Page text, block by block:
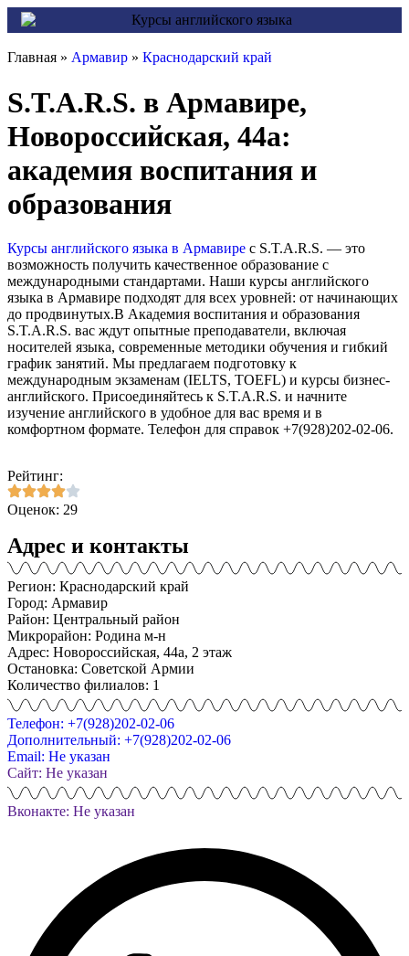
Главная » Армавир » Краснодарский край
S.T.A.R.S. в Армавире,
Новороссийская, 44а:
академия воспитания и
образования
Курсы английского языка в Армавире с S.T.A.R.S. — это
возможность получить качественное образование с
международными стандартами. Наши курсы английского
языка в Армавире подходят для всех уровней: от начинающих
до продвинутых.В Академия воспитания и образования
S.T.A.R.S. вас ждут опытные преподаватели, включая
носителей языка, современные методики обучения и гибкий
график занятий. Мы предлагаем подготовку к
международным экзаменам (IELTS, TOEFL) и курсы бизнес-
английского. Присоединяйтесь к S.T.A.R.S. и начните
изучение английского в удобное для вас время и в
комфортном формате. Телефон для справок +7(928)202-02-06.
Рейтинг:
Оценок: 29
Адрес и контакты
Регион: Краснодарский край
Город: Армавир
Район: Центральный район
Микрорайон: Родина м-н
Адрес: Новороссийская, 44а, 2 этаж
Остановка: Советской Армии
Количество филиалов: 1
Телефон: +7(928)202-02-06
Дополнительный: +7(928)202-02-06
Email: Не указан
Сайт: Не указан
Вконакте: Не указан